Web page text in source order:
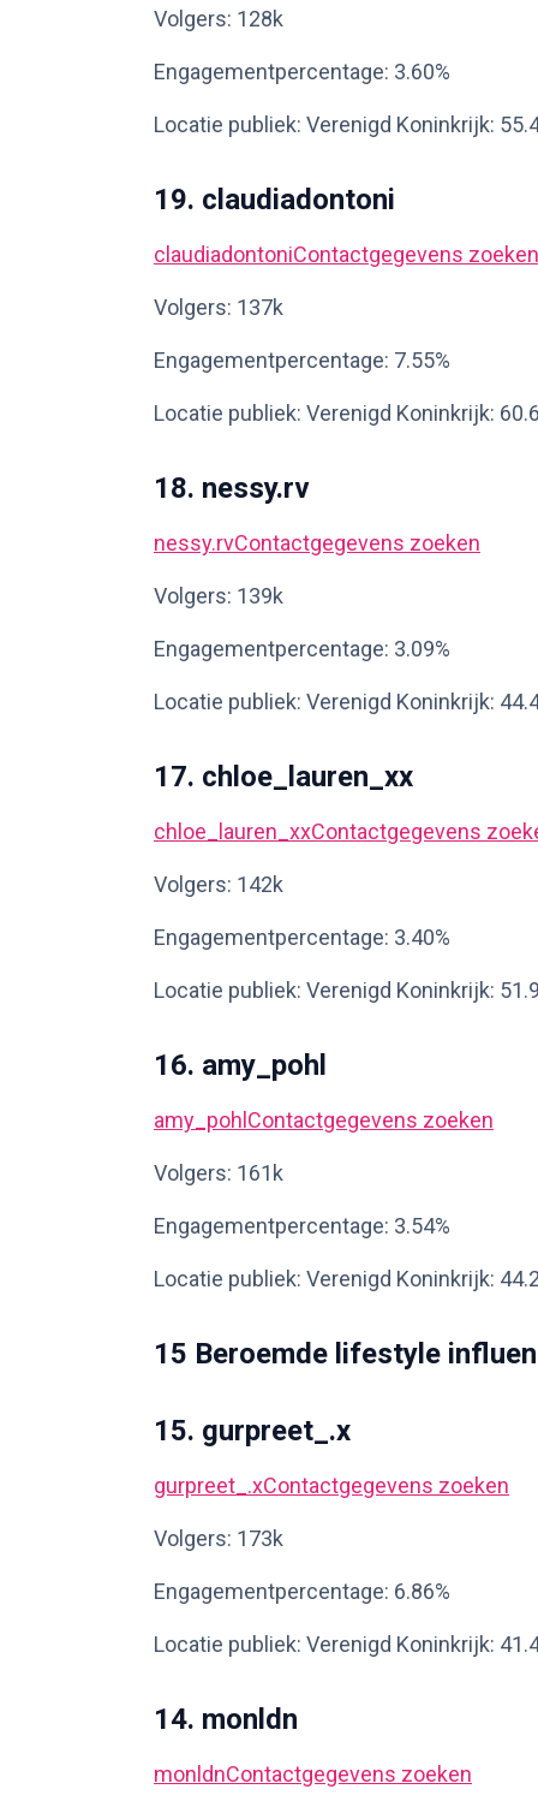
Volgers: 128k
Engagementpercentage: 3.60%
Locatie publiek: Verenigd Koninkrijk:
19. claudiadontoni
claudiadontoniContactgegevens zoeken
Volgers: 137k
Engagementpercentage: 7.55%
Locatie publiek: Verenigd Koninkrijk:
18. nessy.rv
nessy.rvContactgegevens zoeken
Volgers: 139k
Engagementpercentage: 3.09%
Locatie publiek: Verenigd Koninkrijk:
17. chloe_lauren_xx
chloe_lauren_xxContactgegevens
Volgers: 142k
Engagementpercentage: 3.40%
Locatie publiek: Verenigd Koninkrijk:
16. amy_pohl
amy_pohl Contactgegevens zoeken
Volgers: 161k
Engagementpercentage: 3.54%
Locatie publiek: Verenigd Koninkrijk:
15 Beroemde lifestyle
15. gurpreet_.x
gurpreet_.xContactgegevens zoeken
Volgers: 173k
Engagementpercentage: 6.86%
Locatie publiek: Verenigd Koninkrijk:
14. monldn
monldnContactgegevens zoeken